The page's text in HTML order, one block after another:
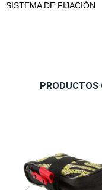
SISTEMA DE FIJACIÓN
PRODUCTOS